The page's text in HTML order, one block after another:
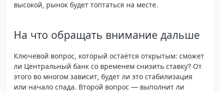
высокой, рынок будет топтаться на месте.
На что обращать внимание дальше
Ключевой вопрос, который остаётся открытым: сможет
ли Центральный банк со временем снизить ставку? От
этого во многом зависит, будет ли это стабилизация
или начало спада. Второй вопрос — выполнит ли